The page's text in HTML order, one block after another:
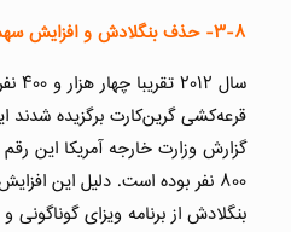
۳-۸- حذف بنگلادش و افزایش
سال
قرعه‌کشی گرین‌کارت برگزیده
۸۰۰ نفر بوده است. دلیل این
بنگلادش از برنامه ویزای